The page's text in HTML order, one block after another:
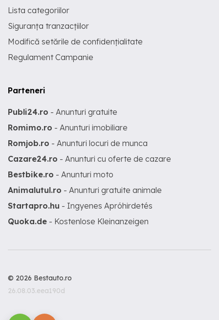
Lista categoriilor
Siguranța tranzacțiilor
Modifică setările de confidențialitate
Regulament Campanie
Parteneri
Publi24.ro - Anunturi gratuite
Romimo.ro - Anunturi imobiliare
Romjob.ro - Anunturi locuri de munca
Cazare24.ro - Anunturi cu oferte de cazare
Bestbike.ro - Anunturi moto
Animalutul.ro - Anunturi gratuite animale
Startapro.hu - Ingyenes Apróhirdetés
Quoka.de - Kostenlose Kleinanzeigen
© 2026 Bestauto.ro
26.08.03.eea190d